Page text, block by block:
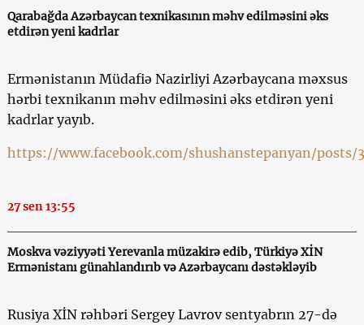
Qarabağda Azərbaycan texnikasının məhv edilməsini əks
etdirən yeni kadrlar
Ermənistanın Müdafiə Nazirliyi Azərbaycana məxsus
hərbi texnikanın məhv edilməsini əks etdirən yeni
kadrlar yayıb.
https://www.facebook.com/shushanstepanyan/posts/
27 sen 13:55
Moskva vəziyyəti Yerevanla müzakirə edib, Türkiyə XİN
Ermənistanı günahlandırıb və Azərbaycanı dəstəkləyib
Rusiya XİN rəhbəri Sergey Lavrov sentyabrın 27-də